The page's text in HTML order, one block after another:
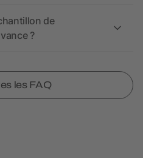
de
?
les FAQ